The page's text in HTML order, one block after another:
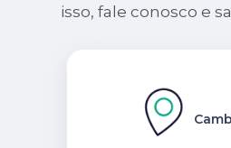
isso, fale conosco e